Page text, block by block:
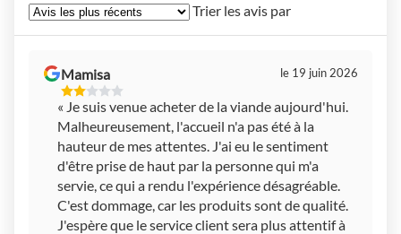
Trier les avis par
Mamisa
2
Étoiles
Sur
5
le 19 juin 2026
« Je suis venue acheter de la viande aujourd'hui.
Malheureusement, l'accueil n'a pas été à la
hauteur de mes attentes. J'ai eu le sentiment
d'être prise de haut par la personne qui m'a
servie, ce qui a rendu l'expérience désagréable.
C'est dommage, car les produits sont de qualité.
J'espère que le service client sera plus attentif à